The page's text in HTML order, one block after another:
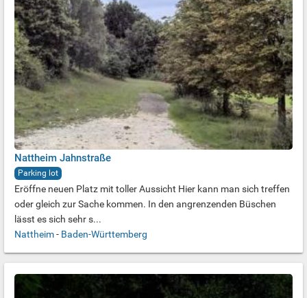
Nattheim Jahnstraße
Parking lot
Eröffne neuen Platz mit toller Aussicht Hier kann man sich treffen
oder gleich zur Sache kommen. In den angrenzenden Büschen
lässt es sich sehr s...
Nattheim- Baden-Württemberg